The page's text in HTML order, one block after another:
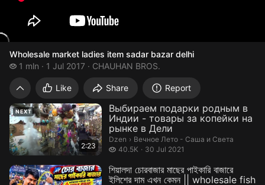
Wholesale market ladies item sadar bazar delhi
Wholesale market ladies item sadar
1 mln
1 million views1 Jul 2017 CHAUHAN BROS.
Like Share Report
NEXT
2:23
Выбираем подарки родным в
Индии - товары за копейки на
рынке в Дели
Dzen › Вечное Лето - Саша и Света.
Вечное Лето - Саша и Света
40.5K
40.5 thousand views
30 Jul 2021
শিয়ালদা চোরবাজার মাছের পাইকারি বাজারে
ইলিশের দাম এখন কেমন || wholesale fish